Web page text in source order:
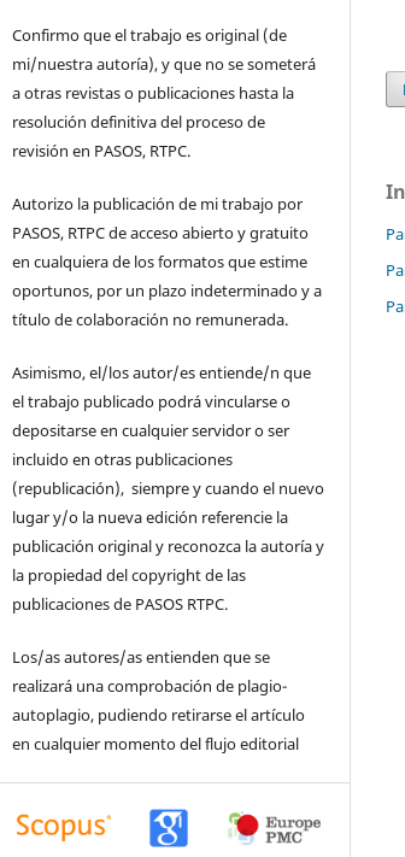
Confirmo que el trabajo es original (de
mi/nuestra autoría), y que no se someterá
a otras revistas o publicaciones hasta la
resolución definitiva del proceso de
revisión en PASOS, RTPC.
Autorizo la publicación de mi trabajo por
PASOS, RTPC de acceso abierto y gratuito
en cualquiera de los formatos que estime
oportunos, por un plazo indeterminado y a
título de colaboración no remunerada.
Asimismo, el/los autor/es entiende/n que
el trabajo publicado podrá vincularse o
depositarse en cualquier servidor o ser
incluido en otras publicaciones
(republicación), siempre y cuando el nuevo
lugar y/o la nueva edición referencie la
publicación original y reconozca la autoría y
la propiedad del copyright de las
publicaciones de PASOS RTPC.
Los/as autores/as entienden que se
realizará una comprobación de plagio-
autoplagio, pudiendo retirarse el artículo
en cualquier momento del flujo editorial